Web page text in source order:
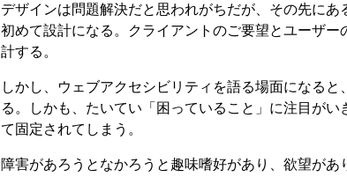
デザインは問題解決だと思われがちだが、その先にあ
初めて設計になる。クライアントのご要望とユーザ
計する。
しかし、ウェブアクセシビリティを語る場面になる
る。しかも、たいてい「困っていること」に注目が
て固定されてしまう。
障害があろうとなかろうと趣味嗜好があり、欲望があ